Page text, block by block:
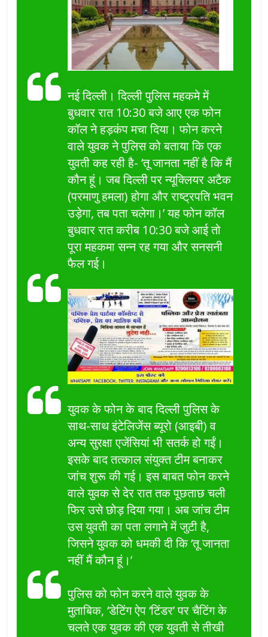
नई दिल्ली। दिल्ली पुलिस महकमे में
बुधवार रात 10:30 बजे आए एक फोन
कॉल ने हड़कंप मचा दिया। फोन करने
वाले युवक ने पुलिस को बताया कि एक
युवती कह रही है- ‘तू जानता नहीं है कि मैं
कौन हूं। जब दिल्ली पर न्यूक्लियर अटैक
(परमाणु हमला) होगा और राष्ट्रपति भवन
उड़ेगा, तब पता चलेगा।’ यह फोन कॉल
बुधवार रात करीब 10:30 बजे आई तो
पूरा महकमा सन्न रह गया और सनसनी
फैल गई।
युवक के फोन के बाद दिल्ली पुलिस के
साथ-साथ इंटेलिजेंस ब्यूरो (आइबी) व
अन्य सुरक्षा एजेंसियां भी सतर्क हो गईं।
इसके बाद तत्काल संयुक्त टीम बनाकर
जांच शुरू की गई। इस बाबत फोन करने
वाले युवक से देर रात तक पूछताछ चली
फिर उसे छोड़ दिया गया। अब जांच टीम
उस युवती का पता लगाने में जुटी है,
जिसने युवक को धमकी दी कि ‘तू जानता
नहीं मैं कौन हूं।’
पुलिस को फोन करने वाले युवक के
मुताबिक, ‘डेटिंग ऐप ‘टिंडर’ पर चैटिंग के
चलते एक युवक की एक युवती से तीखी